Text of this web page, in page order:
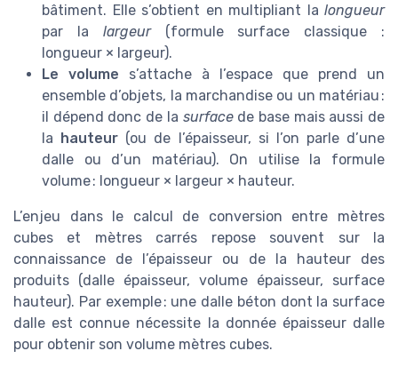
bâtiment. Elle s’obtient en multipliant la longueur
par la largeur(formule surface classique :
longueur × largeur).
Le volume s’attache à l’espace que prend un
ensemble d’objets, la marchandise ou un matériau :
il dépend donc de la surfacede base mais aussi de
la hauteur (ou de l’épaisseur, si l’on parle d’une
dalle ou d’un matériau). On utilise la formule
volume : longueur × largeur × hauteur.
L’enjeu dans le calcul de conversion entre mètres
cubes et mètres carrés repose souvent sur la
connaissance de l’épaisseur ou de la hauteur des
produits (dalle épaisseur, volume épaisseur, surface
hauteur). Par exemple : une dalle béton dont la surface
dalle est connue nécessite la donnée épaisseur dalle
pour obtenir son volume mètres cubes.